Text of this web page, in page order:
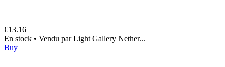
€13.16
En stock • Vendu parLight Gallery Nether...
Buy